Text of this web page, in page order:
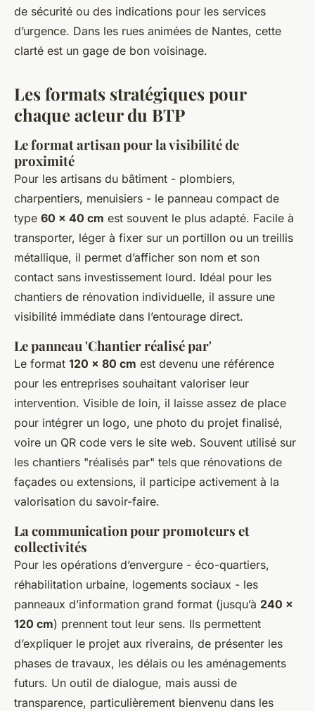
de sécurité ou des indications pour les services
d’urgence. Dans les rues animées de Nantes, cette
clarté est un gage de bon voisinage.
Les formats stratégiques pour
chaque acteur du BTP
Le format artisan pour la visibilité de
proximité
Pour les artisans du bâtiment - plombiers,
charpentiers, menuisiers - le panneau compact de
type 60 × 40 cm est souvent le plus adapté. Facile à
transporter, léger à fixer sur un portillon ou un treillis
métallique, il permet d’afficher son nom et son
contact sans investissement lourd. Idéal pour les
chantiers de rénovation individuelle, il assure une
visibilité immédiate dans l’entourage direct.
Le panneau 'Chantier réalisé par'
Le format 120 × 80 cm est devenu une référence
pour les entreprises souhaitant valoriser leur
intervention. Visible de loin, il laisse assez de place
pour intégrer un logo, une photo du projet finalisé,
voire un QR code vers le site web. Souvent utilisé sur
les chantiers "réalisés par" tels que rénovations de
façades ou extensions, il participe activement à la
valorisation du savoir-faire.
La communication pour promoteurs et
collectivités
Pour les opérations d’envergure - éco-quartiers,
réhabilitation urbaine, logements sociaux - les
panneaux d’information grand format (jusqu’à 240 ×
120 cm) prennent tout leur sens. Ils permettent
d’expliquer le projet aux riverains, de présenter les
phases de travaux, les délais ou les aménagements
futurs. Un outil de dialogue, mais aussi de
transparence, particulièrement bienvenu dans les